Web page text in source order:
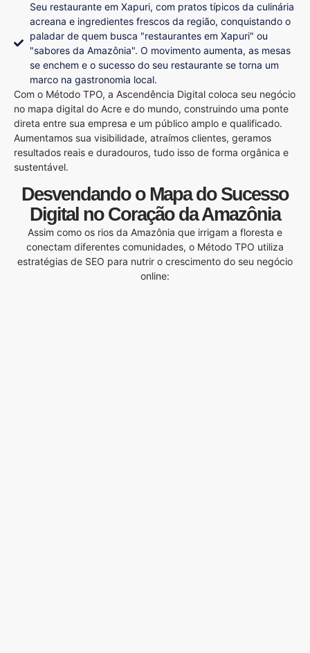
Seu restaurante em Xapuri, com pratos típicos da culinária
acreana e ingredientes frescos da região, conquistando o
paladar de quem busca "restaurantes em Xapuri" ou
"sabores da Amazônia". O movimento aumenta, as mesas
se enchem e o sucesso do seu restaurante se torna um
marco na gastronomia local.
Com o Método TPO, a Ascendência Digital coloca seu negócio
no mapa digital do Acre e do mundo, construindo uma ponte
direta entre sua empresa e um público amplo e qualificado.
Aumentamos sua visibilidade, atraímos clientes, geramos
resultados reais e duradouros, tudo isso de forma orgânica e
sustentável.
Desvendando o Mapa do Sucesso
Digital no Coração da Amazônia
Assim como os rios da Amazônia que irrigam a floresta e
conectam diferentes comunidades, o Método TPO utiliza
estratégias de SEO para nutrir o crescimento do seu negócio
online: